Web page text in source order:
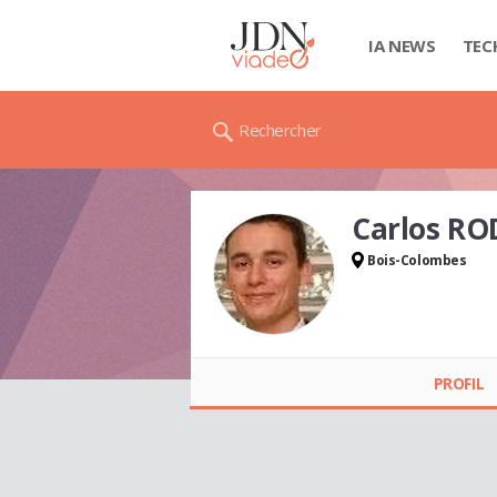
IA NEWS
Rechercher
Carlos
Bois-Colombes
PROFIL